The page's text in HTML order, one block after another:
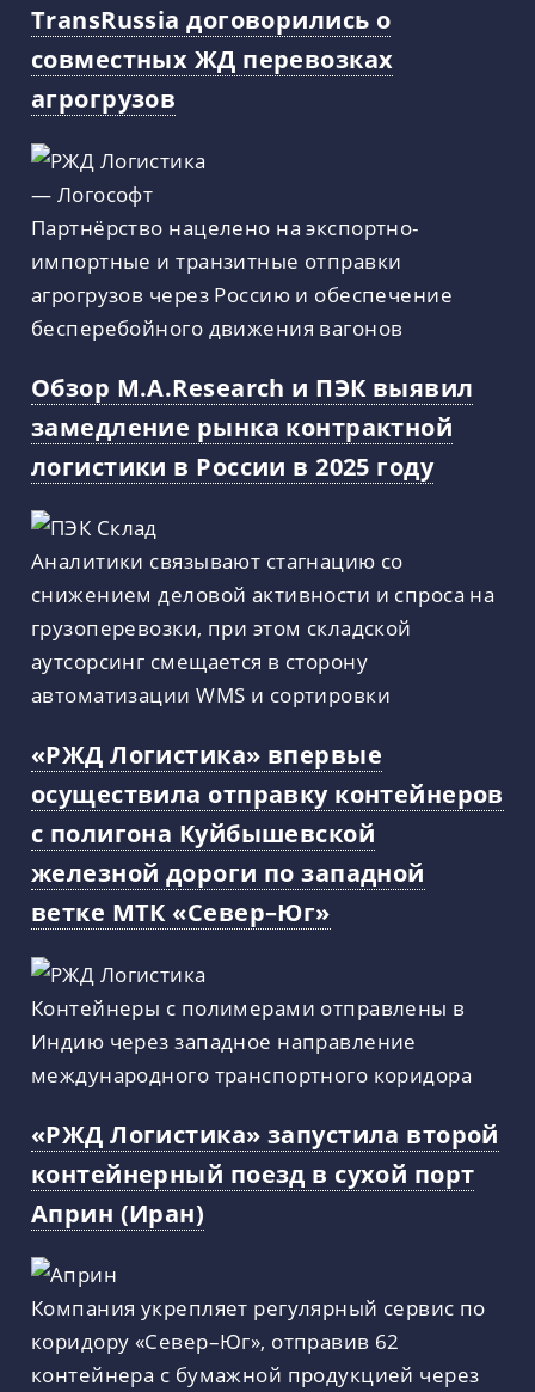
TransRussia договорились о
совместных ЖД перевозках
агрогрузов
Партнёрство нацелено на экспортно-
импортные и транзитные отправки
агрогрузов через Россию и обеспечение
бесперебойного движения вагонов
Обзор M.A.Research и ПЭК выявил
замедление рынка контрактной
логистики в России в 2025 году
Аналитики связывают стагнацию со
снижением деловой активности и спроса на
грузоперевозки, при этом складской
аутсорсинг смещается в сторону
автоматизации WMS и сортировки
«РЖД Логистика» впервые
осуществила отправку контейнеров
с полигона Куйбышевской
железной дороги по западной
ветке МТК «Север–Юг»
Контейнеры с полимерами отправлены в
Индию через западное направление
международного транспортного коридора
«РЖД Логистика» запустила второй
контейнерный поезд в сухой порт
Априн (Иран)
Компания укрепляет регулярный сервис по
коридору «Север–Юг», отправив 62
контейнера с бумажной продукцией через